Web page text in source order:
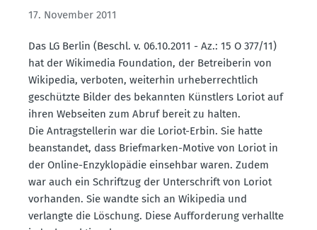
17. November 2011
Das LG Berlin (Beschl. v. 06.10.2011 - Az.: 15 O 377/11)
hat der Wikimedia Foundation, der Betrei­berin von
Wikipedia, verboten, weiterhin urheber­rechtlich
geschützte Bilder des bekannten Künstlers Loriot auf
ihren Webseiten zum Abruf bereit zu halten.
Die Antrag­stel­lerin war die Loriot-Erbin. Sie hatte
beanstandet, dass Brief­marken-Motive von Loriot in
der Online-Enzyklo­pädie einsehbar waren. Zudem
war auch ein Schriftzug der Unter­schrift von Loriot
vorhanden. Sie wandte sich an Wikipedia und
verlangte die Löschung. Diese Auffor­derung verhallte